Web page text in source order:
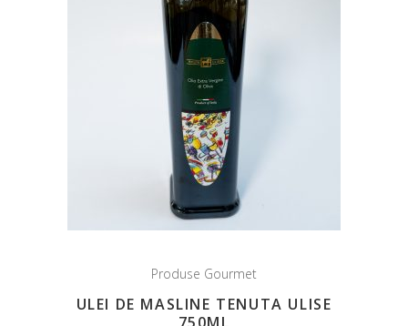
Produse Gourmet
ULEI DE MASLINE TENUTA ULISE